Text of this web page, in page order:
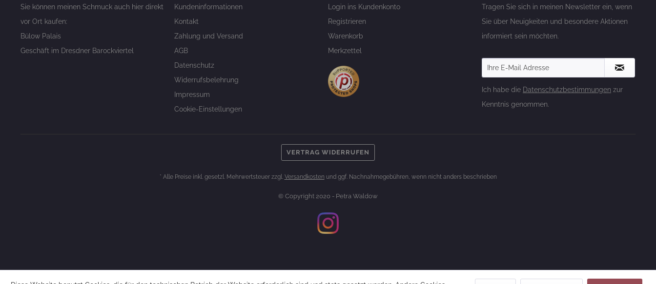
Sie können meinen Schmuck auch hier direkt
vor Ort kaufen:
Bülow Palais
Geschäft im Dresdner Barockviertel
Kundeninformationen
Kontakt
Zahlung und Versand
AGB
Datenschutz
Widerrufsbelehrung
Impressum
Cookie-Einstellungen
Login ins Kundenkonto
Registrieren
Warenkorb
Merkzettel
Tragen Sie sich in meinen Newsletter ein, wenn
Sie über Neuigkeiten und besondere Aktionen
informiert sein möchten.
Ich habe die Datenschutzbestimmungen zur
Kenntnis genommen.
VERTRAG WIDERRUFEN
* Alle Preise inkl. gesetzl. Mehrwertsteuer zzgl. Versandkosten und ggf. Nachnahmegebühren, wenn nicht anders beschrieben
© Copyright 2020 - Petra Waldow